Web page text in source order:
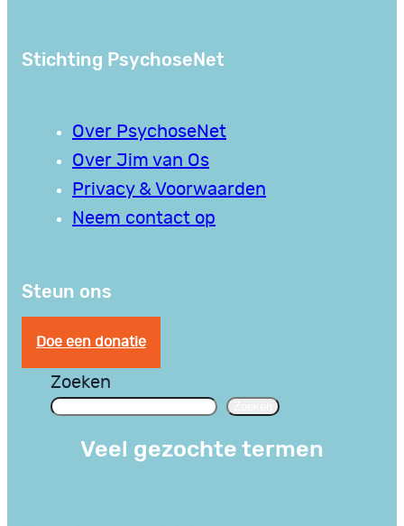
Stichting PsychoseNet
Over PsychoseNet
Over Jim van Os
Privacy & Voorwaarden
Neem contact op
Steun ons
Doe een donatie
Zoeken
Veel gezochte termen